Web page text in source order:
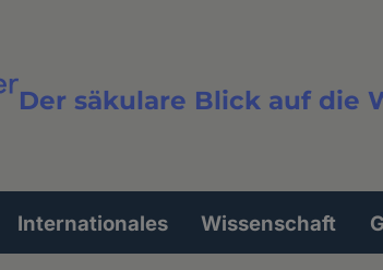
Der säkulare Blick auf die
Volltextsuche
Internationales Wissenschaft